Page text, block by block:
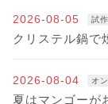
2026-08-05 試作
クリステル鍋で
2026-08-04 オ
夏はマンゴーが